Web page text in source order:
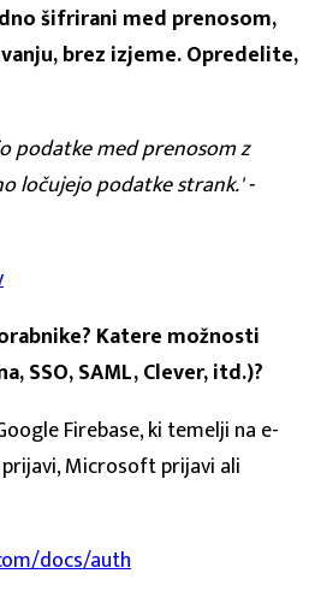
šifrirani med prenosom,
brez izjeme. Opredelite,
podatke med prenosom z
ločujejo podatke strank.' -
Katere možnosti
SSO, SAML, Clever, itd.)?
Firebase, ki temelji na e-
Microsoft prijavi ali
docs/auth